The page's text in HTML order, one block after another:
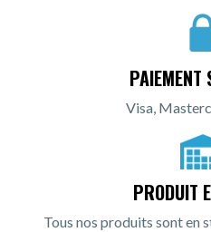
PAIEMENT
Visa,
PRODUIT
Tous nos produits sont en